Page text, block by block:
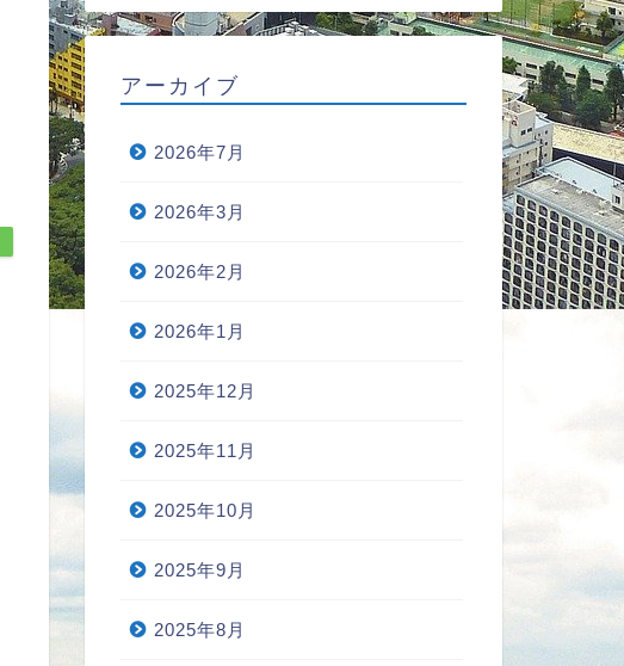
アーカイブ
2026年7月
2026年3月
2026年2月
2026年1月
2025年12月
2025年11月
2025年10月
2025年9月
2025年8月